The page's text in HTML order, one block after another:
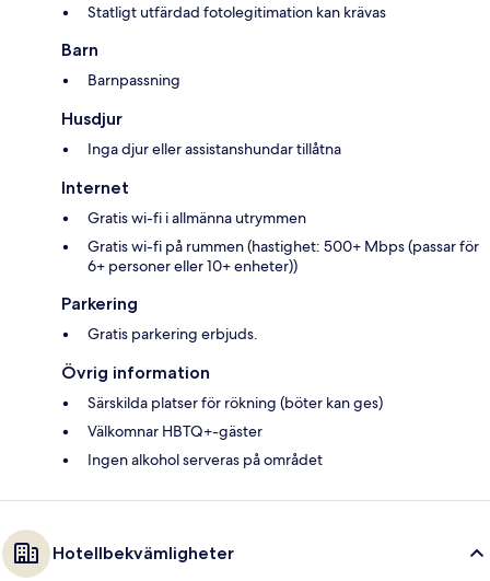
Statligt utfärdad fotolegitimation kan krävas
Barn
Barnpassning
Husdjur
Inga djur eller assistanshundar tillåtna
Internet
Gratis wi-fi i allmänna utrymmen
Gratis wi-fi på rummen (hastighet: 500+ Mbps (passar för
6+ personer eller 10+ enheter))
Parkering
Gratis parkering erbjuds.
Övrig information
Särskilda platser för rökning (böter kan ges)
Välkomnar HBTQ+-gäster
Ingen alkohol serveras på området
Hotellbekvämligheter